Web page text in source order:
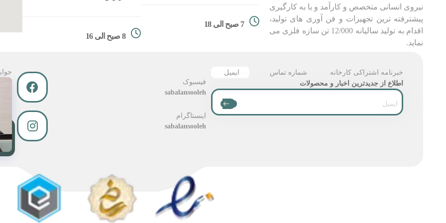
نیروی انسانی متخصص و کارآمد و با به کارگیری
پیشترفته ترین تجهیزات و فن آوری های تولید،
اقدام به تولید سالیانه 12/000 تن سازه فلزی می
نماید.
7 صبح الی 18
8 صبح الی 16
خبرنامه اشتراکی کارخانه شماره تماس
ایمیل
اطلاع از جدیدترین اخبار و محصولات
فیسبوک
sabalansooleh
اینستاگرام
sabalansooleh